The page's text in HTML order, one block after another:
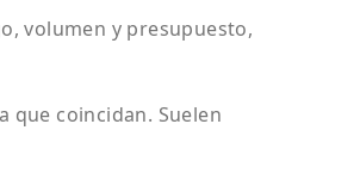
volumen y presupuesto,
que coincidan. Suelen